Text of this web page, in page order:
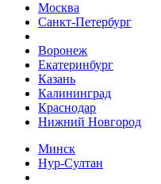
Москва
Санкт-Петербург
Воронеж
Екатеринбург
Казань
Калининград
Краснодар
Нижний Новгород
Минск
Нур-Султан